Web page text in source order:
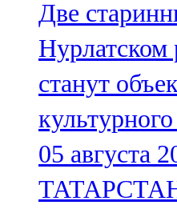
Две
Нурлатском
станут
05 августа